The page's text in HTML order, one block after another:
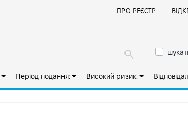
ПРО РЕЄСТР
Період подання: Високий ризик: